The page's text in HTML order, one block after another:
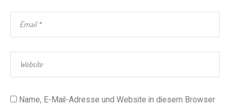
Name, E-Mail-Adresse und Website in diesem Browser